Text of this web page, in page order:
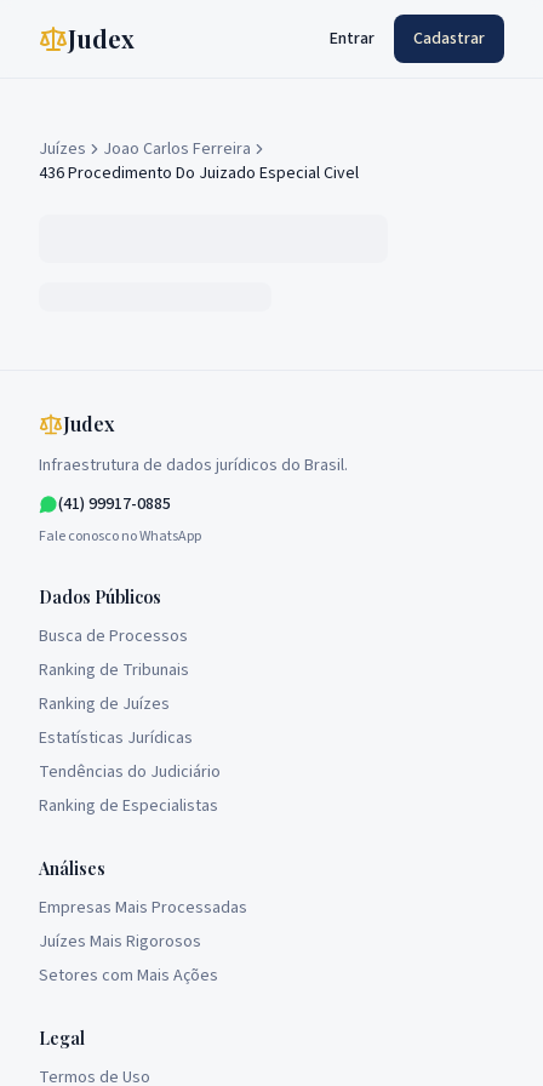
Judex Entrar Cadastrar
Juízes
Joao Carlos Ferreira
436 Procedimento Do Juizado Especial Civel
Judex
Infraestrutura de dados jurídicos do Brasil.
(41) 99917-0885
Fale conosco no WhatsApp
Dados Públicos
Busca de Processos
Ranking de Tribunais
Ranking de Juízes
Estatísticas Jurídicas
Tendências do Judiciário
Ranking de Especialistas
Análises
Empresas Mais Processadas
Juízes Mais Rigorosos
Setores com Mais Ações
Legal
Termos de Uso